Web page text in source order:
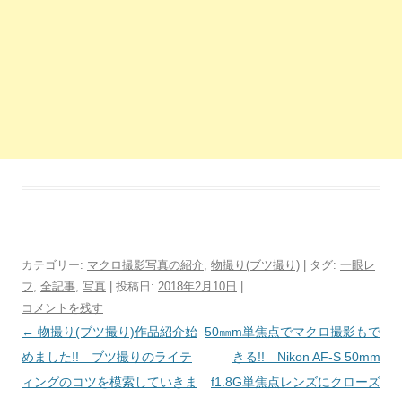
カテゴリー: マクロ撮影写真の紹介 物撮り(ブツ撮り) | タグ: 一眼レ
フ 全記事 写真 | 投稿日: 2018年2月10日 |
コメントを残す
投
稿
ナ
← 物撮り(ブツ撮り)作品紹介始
めました!! ブツ撮りのライテ
ィングのコツを模索していきま
50㎜m単焦点でマクロ撮影もで
きる!! Nikon AF-S 50mm
f1.8G単焦点レンズにクローズ